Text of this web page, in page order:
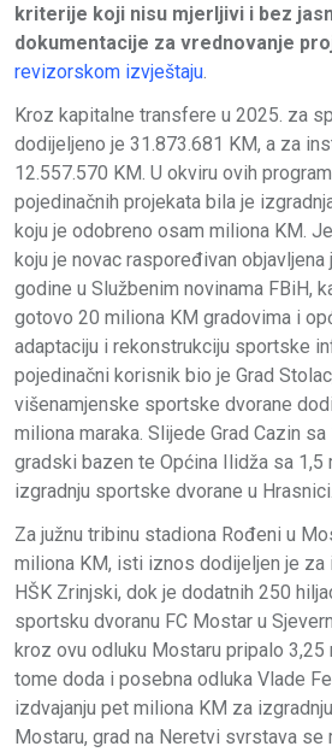
kriterije koji nisu mjerljivi i bez
dokumentacije za vrednovanje
revizorskom izvještaju.
Kroz kapitalne transfere u 2025. za
dodijeljeno je 31.873.681 KM, a za
12.557.570 KM. U okviru ovih
pojedinačnih projekata bila je
koju je odobreno osam miliona KM.
koju je novac raspoređivan objavljena
godine u Službenim novinama FBiH,
gotovo 20 miliona KM gradovima i
adaptaciju i rekonstrukciju sportske
pojedinačni korisnik bio je Grad
višenamjenske sportske dvorane
miliona maraka. Slijede Grad Cazin
gradski bazen te Općina Ilidža sa 1,5
izgradnju sportske dvorane u Hrasnici.
Za južnu tribinu stadiona Rođeni u
miliona KM, isti iznos dodijeljen je
HŠK Zrinjski, dok je dodatnih 250
sportsku dvoranu FC Mostar u
kroz ovu odluku Mostaru pripalo 3,25
tome doda i posebna odluka Vlade
izdvajanju pet miliona KM za
Mostaru, grad na Neretvi svrstava se